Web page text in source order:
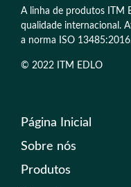
A linha de produtos ITM
qualidade internacional.
a norma ISO
© 2022 ITM EDLO
Página Inicial
Sobre nós
Produtos